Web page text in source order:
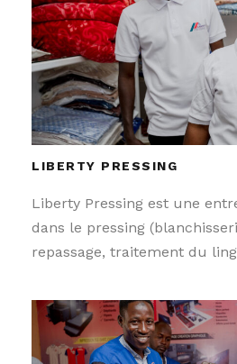
LIBERTY PRESSING
Liberty Pressing est une
dans le pressing
repassage, traitement du